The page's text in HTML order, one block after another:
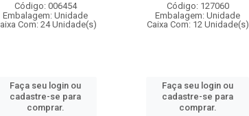
Código: 006454
Embalagem: Unidade
Com: 24 Unidade(s)
Faça seu login ou
cadastre-se para
comprar.
Código: 127060
Embalagem: Unidade
Caixa Com: 12 Unidade(s)
Faça seu login ou
cadastre-se para
comprar.